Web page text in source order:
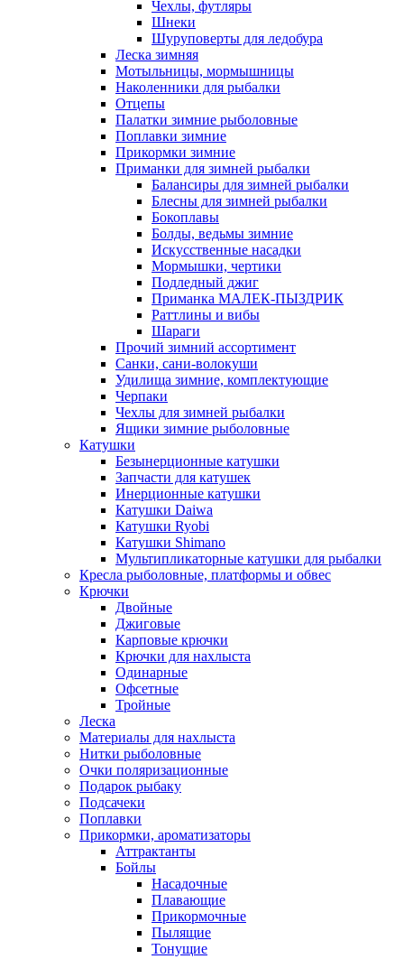
Чехлы, футляры
Шнеки
Шуруповерты для ледобура
Леска зимняя
Мотыльницы, мормышницы
Наколенники для рыбалки
Отцепы
Палатки зимние рыболовные
Поплавки зимние
Прикормки зимние
Приманки для зимней рыбалки
Балансиры для зимней рыбалки
Блесны для зимней рыбалки
Бокоплавы
Болды, ведьмы зимние
Искусственные насадки
Мормышки, чертики
Подледный джиг
Приманка МАЛЕК-ПЫЗДРИК
Раттлины и вибы
Шараги
Прочий зимний ассортимент
Санки, сани-волокуши
Удилища зимние, комплектующие
Черпаки
Чехлы для зимней рыбалки
Ящики зимние рыболовные
Катушки
Безынерционные катушки
Запчасти для катушек
Инерционные катушки
Катушки Daiwa
Катушки Ryobi
Катушки Shimano
Мультипликаторные катушки для рыбалки
Кресла рыболовные, платформы и обвес
Крючки
Двойные
Джиговые
Карповые крючки
Крючки для нахлыста
Одинарные
Офсетные
Тройные
Леска
Материалы для нахлыста
Нитки рыболовные
Очки поляризационные
Подарок рыбаку
Подсачеки
Поплавки
Прикормки, ароматизаторы
Аттрактанты
Бойлы
Насадочные
Плавающие
Прикормочные
Пылящие
Тонущие